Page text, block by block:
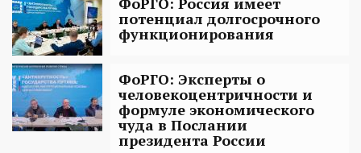
потенциал долгосрочного
функционирования
ФоРГО: Эксперты о
человекоцентричности и
формуле экономического
чуда в Послании
президента России